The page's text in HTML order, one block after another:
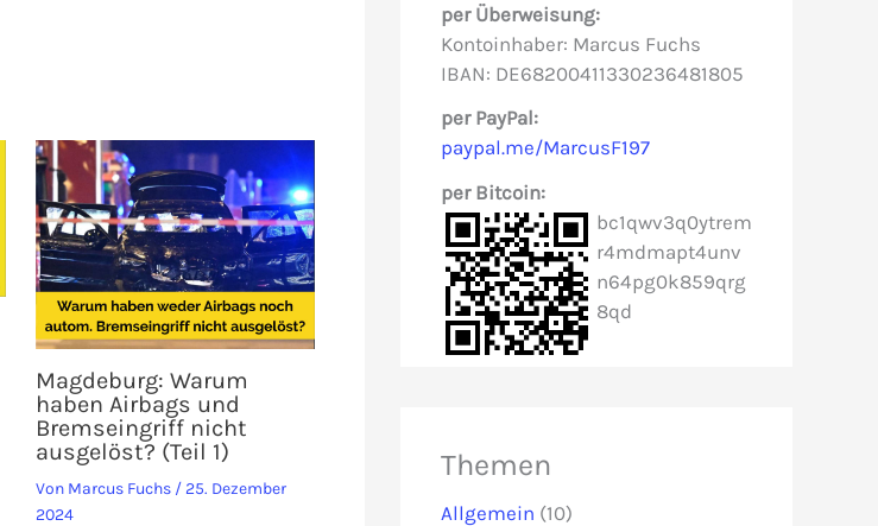
Magdeburg: Warum
haben Airbags und
Bremseingriff nicht
ausgelöst? (Teil 1)
Von Marcus Fuchs / 25. Dezember
2024
a
c
h
:
per Überweisung:
Kontoinhaber: Marcus Fuchs
IBAN: DE68200411330236481805
per PayPal:
paypal.me/MarcusF197
per Bitcoin:
bc1qwv3q0ytrem
r4mdmapt4unv
n64pg0k859qrg
8qd
Themen
Allgemein (10)